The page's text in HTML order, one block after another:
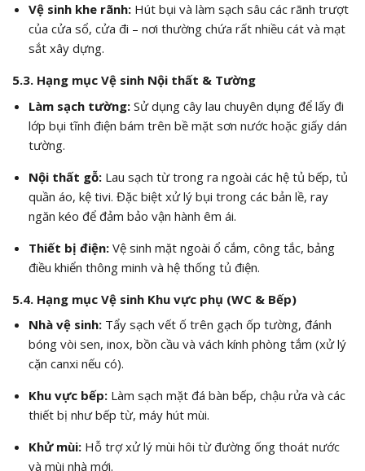
Vệ sinh khe rãnh:Hút bụi và làm sạch sâu các rãnh trượt
của cửa sổ, cửa đi – nơi thường chứa rất nhiều cát và mạt
sắt xây dựng.
5.3. Hạng mục Vệ sinh Nội thất & Tường
Làm sạch tường:Sử dụng cây lau chuyên dụng để lấy đi
lớp bụi tĩnh điện bám trên bề mặt sơn nước hoặc giấy dán
tường.
Nội thất gỗ:Lau sạch từ trong ra ngoài các hệ tủ bếp, tủ
quần áo, kệ tivi. Đặc biệt xử lý bụi trong các bản lề, ray
ngăn kéo để đảm bảo vận hành êm ái.
Thiết bị điện:Vệ sinh mặt ngoài ổ cắm, công tắc, bảng
điều khiển thông minh và hệ thống tủ điện.
5.4. Hạng mục Vệ sinh Khu vực phụ (WC & Bếp)
Nhà vệ sinh:Tẩy sạch vết ố trên gạch ốp tường, đánh
bóng vòi sen, inox, bồn cầu và vách kính phòng tắm (xử lý
cặn canxi nếu có).
Khu vực bếp:Làm sạch mặt đá bàn bếp, chậu rửa và các
thiết bị như bếp từ, máy hút mùi.
Khử mùi:Hỗ trợ xử lý mùi hôi từ đường ống thoát nước
và mùi nhà mới.